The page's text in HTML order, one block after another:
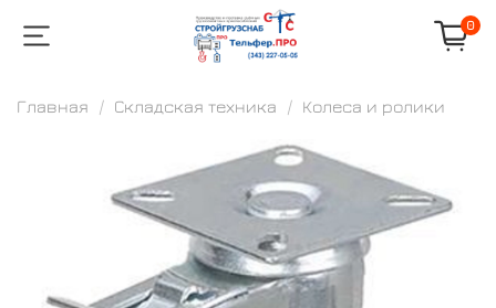
0
Главная Складская техника Колеса и ролики